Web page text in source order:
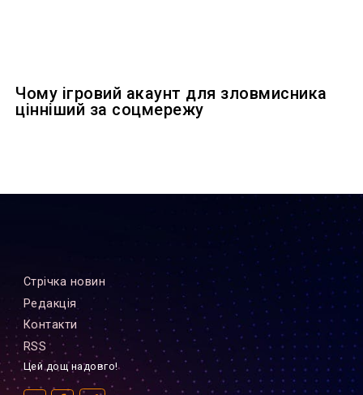
Чому ігровий акаунт для зловмисника
цінніший за соцмережу
Стрiчка новин
Редакцiя
Контакти
RSS
Цей дощ надовго!